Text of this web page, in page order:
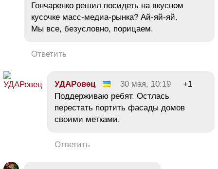
Гончаренко решил посидеть на вкусном
кусочке масс-медиа-рынка? Ай-яй-яй.
Мы все, безусловно, порицаем.
Ответить
УДАРовец 30 мая, 10:19
+1
Поддерживаю ребят. Остлась
перестать портить фасады домов
своими метками.
Ответить